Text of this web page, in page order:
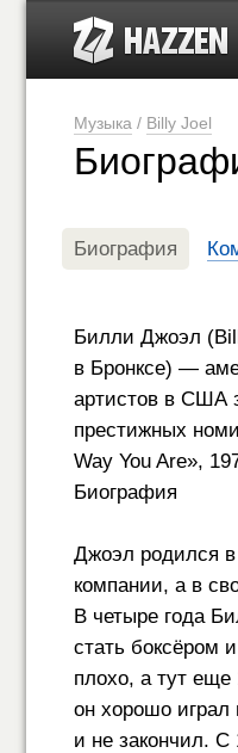
Музыка / Billy Joel
Биография
Билли Джоэл
в Бронксе) —
артистов в США
престижных
Way You Are»,
Биография
Джоэл родился в
компании, а в
В четыре года
стать боксёром
плохо, а тут еще
он хорошо
и не закончил. С